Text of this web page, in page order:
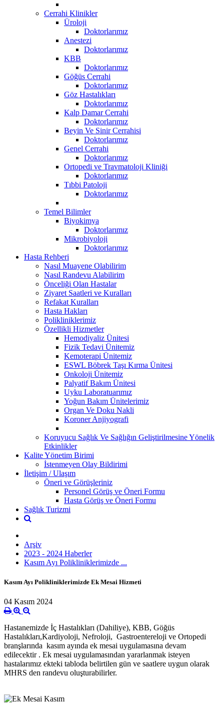
Cerrahi Klinikler
Üroloji
Doktorlarımız
Anestezi
Doktorlarımız
KBB
Doktorlarımız
Göğüs Cerrahi
Doktorlarımız
Göz Hastalıkları
Doktorlarımız
Kalp Damar Cerrahi
Doktorlarımız
Beyin Ve Sinir Cerrahisi
Doktorlarımız
Genel Cerrahi
Doktorlarımız
Ortopedi ve Travmatoloji Kliniği
Doktorlarımız
Tıbbi Patoloji
Doktorlarımız
Temel Bilimler
Biyokimya
Doktorlarımız
Mikrobiyoloji
Doktorlarımız
Hasta Rehberi
Nasıl Muayene Olabilirim
Nasıl Randevu Alabilirim
Önceliği Olan Hastalar
Ziyaret Saatleri ve Kuralları
Refakat Kuralları
Hasta Hakları
Polikliniklerimiz
Özellikli Hizmetler
Hemodiyaliz Ünitesi
Fizik Tedavi Ünitemiz
Kemoterapi Ünitemiz
ESWL Böbrek Taşı Kırma Ünitesi
Onkoloji Ünitemiz
Palyatif Bakım Ünitesi
Uyku Laboratuarımız
Yoğun Bakım Ünitelerimiz
Organ Ve Doku Nakli
Koroner Anjiyografi
Koruyucu Sağlık Ve Sağlığın Geliştirilmesine Yönelik
Etkinlikler
Kalite Yönetim Birimi
İstenmeyen Olay Bildirimi
İletişim / Ulaşım
Öneri ve Görüşleriniz
Personel Görüş ve Öneri Formu
Hasta Görüş ve Öneri Formu
Sağlık Turizmi
Arşiv
2023 - 2024 Haberler
Kasım Ayı Polikliniklerimizde ...
Kasım Ayı Polikliniklerimizde Ek Mesai Hizmeti
04 Kasım 2024
Hastanemizde İç Hastalıkları (Dahiliye), KBB, Göğüs
Hastalıkları,Kardiyoloji, Nefroloji, Gastroentereloji ve Ortopedi
branşlarında kasım ayında ek mesai uygulamasına devam
edilecektir . Ek mesai uygulamasından yararlanmak isteyen
hastalarımız ekteki tabloda belirtilen gün ve saatlere uygun olarak
MHRS den randevu oluşturabilirler.